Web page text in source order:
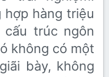
hàng triệu
trúc ngôn
không có một
bày, không